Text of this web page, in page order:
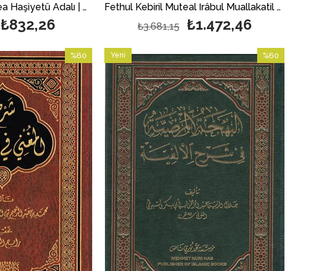
İmtihanül Ezkiya Mea Haşiyetü Adalı | امتحان الأذكياء مع حاشية آطرلي
₺832,26
Fethul Kebiril Muteal İrâbul Muallakatil Aşrit Tıval - فتح الكبير المُتعال إعرابُ المعلقات العشر الطِّوال 2/1
₺1.472,46
₺3.681,15
%60
İndirim
%60İndirim
%60
İndirim
%60İndirim
Yeni
Ürün